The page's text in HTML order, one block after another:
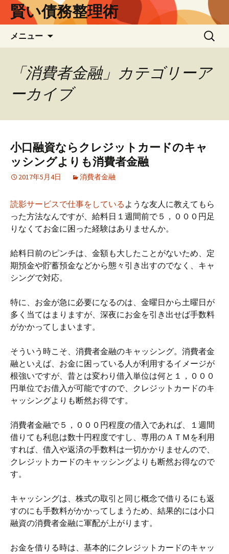
賢い債務整理術
メニュー
ン
ツ
へ
ス
プ
検
「消費者金融」カテゴリーア
ーカイブ
小口融資ならクレジットカードのキャ
ッシングよりも消費者金融
2017年5月4日 消費者金融
読影サービスで仕事をしている ような友人に教えてもら
った方法なんですが、給料日１週間前で５，０００円足
りなくてお金に困った経験はありませんか。
給料日前のピンチは、金額も大したことがないため、定
期預金や貯蓄預金などから態々引き出すのでなく、キャ
シングで対応。
特に、お金が急に必要になるのは、金曜日から土曜日が
多く当てはまりますが、深夜にお金を引き出せば手数料
がかかってしまいます。
そういう時こそ、消費者金融のキャッシング。消費者金
融といえば、お金に困っている人が利用するイメージが
根強いですが、昔とは変わり借入単位は何と１，０００
円単位でお借入が可能ですので、クレジットカードのキ
ャッシングよりも断然お得です。
消費者金融で５，０００円程度の借入であれば、１週間
借りても利息は数十円程度ですし、専用のＡＴＭを利用
すれば、借入や返済の手数料は一切かかりませんので、
クレジットカードのキャッシングよりも断然お得なので
す。
キャッシングは、株式の取引と同じ概念で借りるにも返
すのにも手数料がかかってしまうため、結果的には小口
融資の消費者金融に軍配が上がります。
お金を借りる時は、基本的にクレジットカードのキャッ